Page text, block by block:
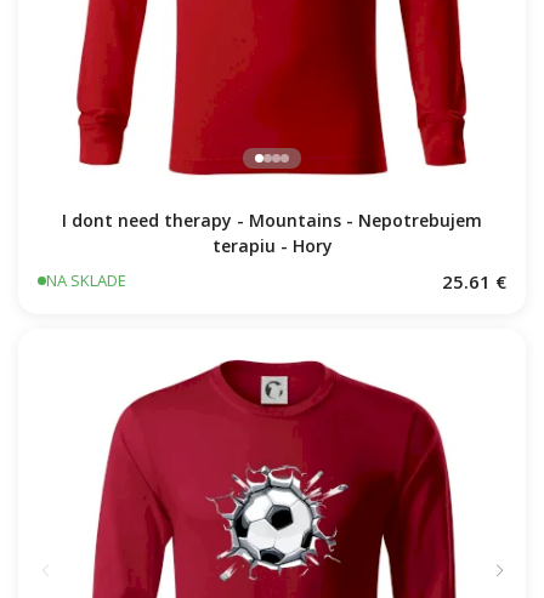
I dont need therapy - Mountains - Nepotrebujem
terapiu - Hory
NA SKLADE 25.61 €